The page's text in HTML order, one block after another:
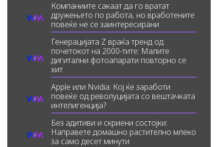
Компаниите сакаат да го вратат
дружењето по работа, но вработените
повеќе не се заинтересирани
Генерацијата Z враќа тренд од
почетокот на 2000-тите: Малите
дигитални фотоапарати повторно се
хит
Apple или Nvidia: Кој ќе заработи
повеќе од револуцијата со вештачката
интелигенција?
Без адитиви и скриени состојки:
Направете домашно растително млеко
за само десет минути